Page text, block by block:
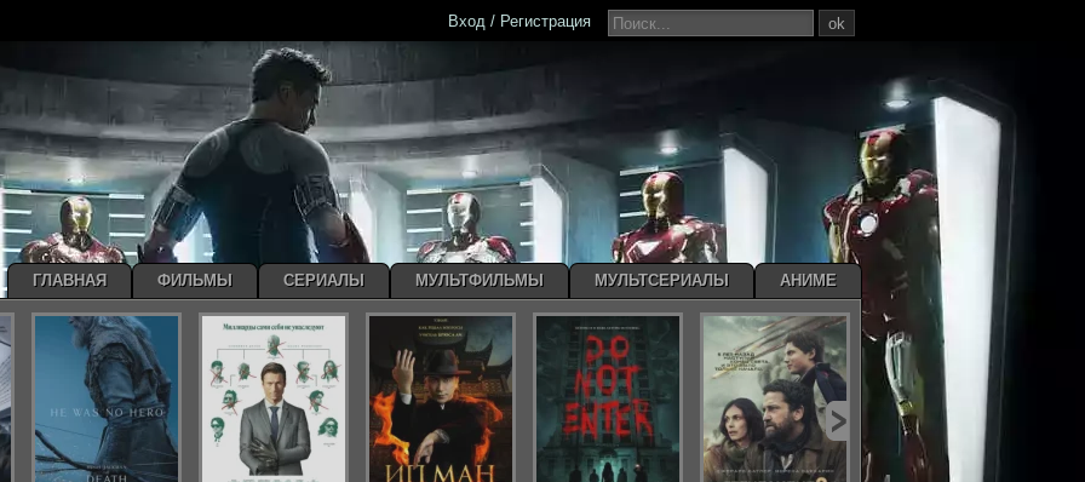
ok
Вход / Регистрация
ГЛАВНАЯ ФИЛЬМЫ СЕРИАЛЫ МУЛЬТФИЛЬМЫ МУЛЬТСЕРИАЛЫ АНИМЕ